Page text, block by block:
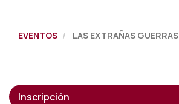
EVENTOS LAS EXTRAÑAS
Inscripción